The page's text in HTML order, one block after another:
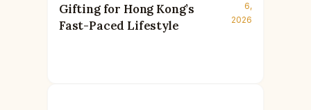
Gifting for Hong Kong’s
Fast-Paced Lifestyle
6,
2026